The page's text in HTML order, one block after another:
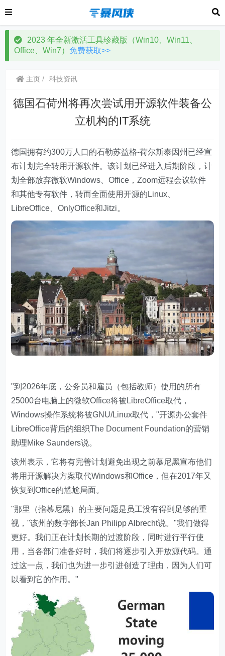
2023 年全新激活工具珍藏版（Win10、Win11、
Office、Win7） 免费获取>>
主页 科技资讯
德国石荷州将再次尝试用开源软件装备公
立机构的IT系统
德国拥有约300万人口的石勒苏益格-荷尔斯泰因州已经宣
布计划完全转用开源软件。该计划已经进入后期阶段，计
划全部放弃微软Windows、Office，Zoom远程会议软件
和其他专有软件，转而全面使用开源的Linux、
LibreOffice、OnlyOffice和Jitzi。
"到2026年底，公务员和雇员（包括教师）使用的所有
25000台电脑上的微软Office将被LibreOffice取代，
Windows操作系统将被GNU/Linux取代，"开源办公套件
LibreOffice背后的组织The Document Foundation的营销
助理Mike Saunders说。
该州表示，它将有完善计划避免出现之前慕尼黑宣布他们
将用开源解决方案取代Windows和Office，但在2017年又
恢复到Office的尴尬局面。
"那里（指慕尼黑）的主要问题是员工没有得到足够的重
视，"该州的数字部长Jan Philipp Albrecht说。"我们做得
更好。我们正在计划长期的过渡阶段，同时进行平行使
用，当各部门准备好时，我们将逐步引入开放源代码。通
过这一点，我们也为进一步引进创造了理由，因为人们可
以看到它的作用。"